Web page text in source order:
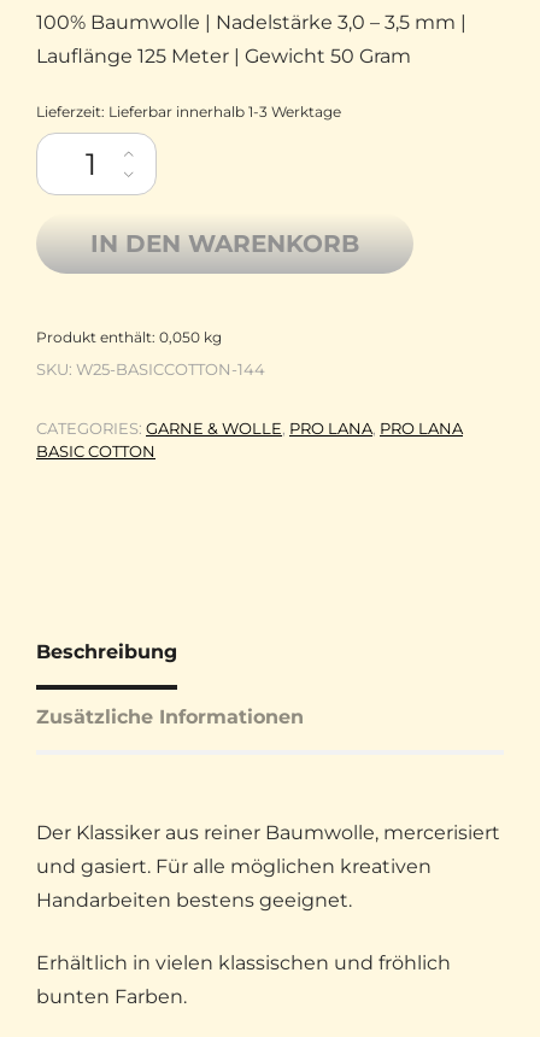
100% Baumwolle | Nadelstärke 3,0 – 3,5 mm |
Lauflänge 125 Meter | Gewicht 50 Gram
Lieferzeit: Lieferbar innerhalb 1-3 Werktage
Pro Lana Baumwolle mercerisiert Basic Cotton 144 azalee
IN DEN WARENKORB
Produkt enthält: 0,050 kg
SKU: W25-BASICCOTTON-144
CATEGORIES: GARNE & WOLLE, PRO LANA, PRO LANA
BASIC COTTON
Beschreibung
Zusätzliche Informationen
Der Klassiker aus reiner Baumwolle, mercerisiert
und gasiert. Für alle möglichen kreativen
Handarbeiten bestens geeignet.
Erhältlich in vielen klassischen und fröhlich
bunten Farben.